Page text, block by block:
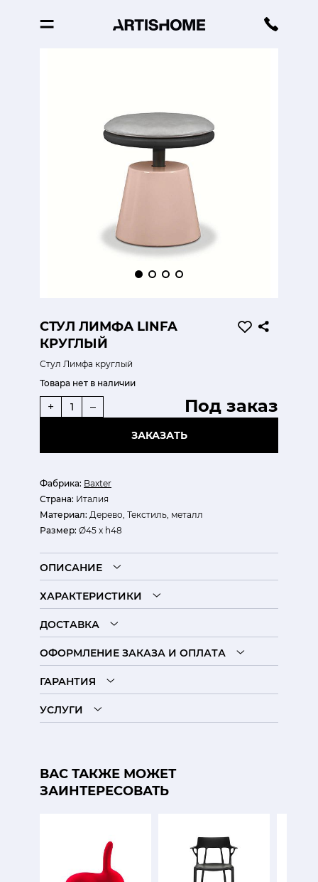
СТУЛ ЛИМФА LINFA
КРУГЛЫЙ
Стул Лимфа круглый
Фабрика: Baxter
Страна: Италия
Материал: Дерево, Текстиль, металл
Размер: Ø45 x h48
Товара нет в наличии
Под заказ
+ –
ЗАКАЗАТЬ
ОПИСАНИЕ
ХАРАКТЕРИСТИКИ
ДОСТАВКА
ОФОРМЛЕНИЕ ЗАКАЗА И ОПЛАТА
ГАРАНТИЯ
УСЛУГИ
ВАС ТАКЖЕ МОЖЕТ
ЗАИНТЕРЕСОВАТЬ